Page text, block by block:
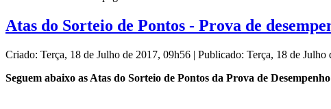
Atas do Sorteio de Pontos - Prova de
Criado: Terça, 18 de Julho de 2017, 09h56 | Publicado: Terça, 18 de Julho
Seguem abaixo as Atas do Sorteio de Pontos da Prova de